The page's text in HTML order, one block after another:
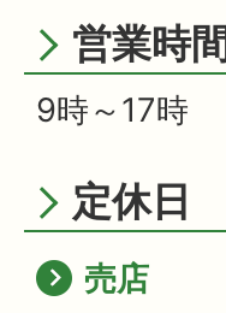
営業時間
9時～17時
定休日
売店